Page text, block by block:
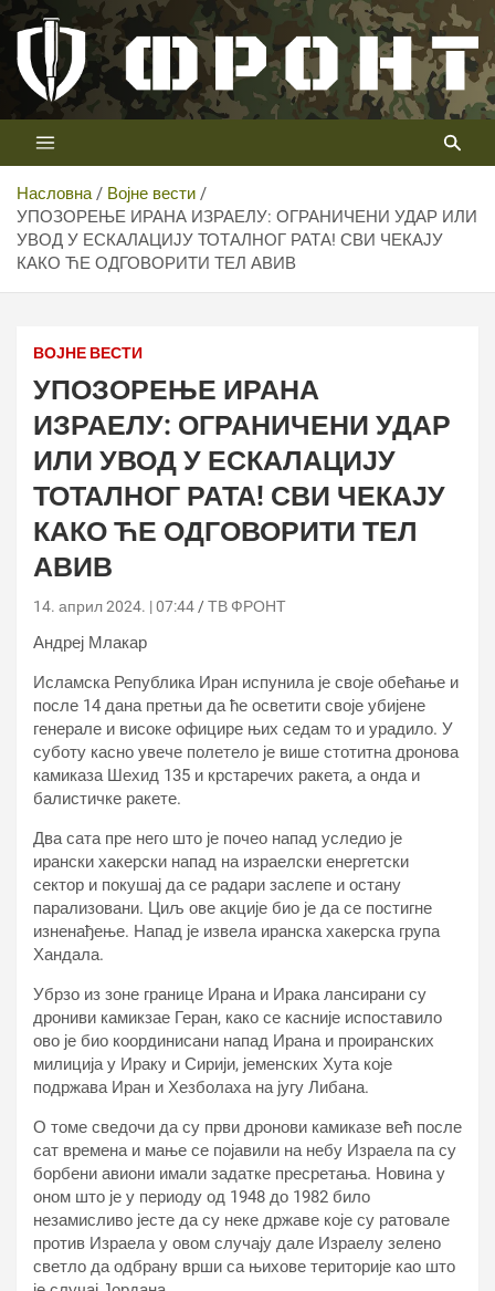
Скип
цонтент
Телевизија ФРОНТ
Први војни канал у Србији
Насловна
Војне вести
УПОЗОРЕЊЕ ИРАНА ИЗРАЕЛУ: ОГРАНИЧЕНИ УДАР ИЛИ
УВОД У ЕСКАЛАЦИЈУ ТОТАЛНОГ РАТА! СВИ ЧЕКАЈУ
КАКО ЋЕ ОДГОВОРИТИ ТЕЛ АВИВ
ВОЈНЕ ВЕСТИ
УПОЗОРЕЊЕ ИРАНА
ИЗРАЕЛУ: ОГРАНИЧЕНИ УДАР
ИЛИ УВОД У ЕСКАЛАЦИЈУ
ТОТАЛНОГ РАТА! СВИ ЧЕКАЈУ
КАКО ЋЕ ОДГОВОРИТИ ТЕЛ
АВИВ
14. април 2024. | 07:44 ТВ ФРОНТ
Андреј Млакар
Исламска Република Иран испунила је своје обећање и
после 14 дана претњи да ће осветити своје убијене
генерале и високе официре њих седам то и урадило. У
суботу касно увече полетело је више стотитна дронова
камиказа Шехид 135 и крстаречих ракета, а онда и
балистичке ракете.
Два сата пре него што је почео напад уследио је
ирански хакерски напад на израелски енергетски
сектор и покушај да се радари заслепе и остану
парализовани. Циљ ове акције био је да се постигне
изненађење. Напад је извела иранска хакерска група
Хандала.
Убрзо из зоне границе Ирана и Ирака лансирани су
дрониви камикзае Геран, како се касније испоставило
ово је био координисани напад Ирана и проиранских
милиција у Ираку и Сирији, јеменских Хута које
подржава Иран и Хезболаха на југу Либана.
О томе сведочи да су први дронови камиказе већ после
сат времена и мање се појавили на небу Израела па су
борбени авиони имали задатке пресретања. Новина у
оном што је у периоду од 1948 до 1982 било
незамисливо јесте да су неке државе које су ратовале
против Израела у овом случају дале Израелу зелено
светло да одбрану врши са њихове територије као што